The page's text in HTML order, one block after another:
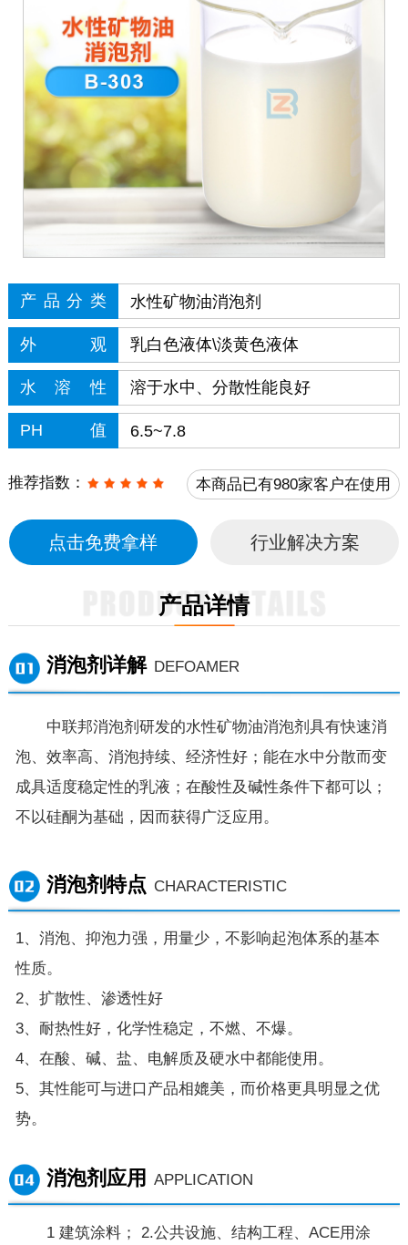
产品分类 水性矿物油消泡剂
外观 乳白色液体\淡黄色液体
水溶性 溶于水中、分散性能良好
PH值 6.5~7.8
推荐指数： 本商品已有980家客户在使用
点击免费拿样 行业解决方案
产品详情
消泡剂详解 DEFOAMER
中联邦消泡剂研发的水性矿物油消泡剂具有快速消
泡、效率高、消泡持续、经济性好；能在水中分散而变
成具适度稳定性的乳液；在酸性及碱性条件下都可以；
不以硅酮为基础，因而获得广泛应用。
消泡剂特点 CHARACTERISTIC
1、消泡、抑泡力强，用量少，不影响起泡体系的基本
性质。
2、扩散性、渗透性好
3、耐热性好，化学性稳定，不燃、不爆。
4、在酸、碱、盐、电解质及硬水中都能使用。
5、其性能可与进口产品相媲美，而价格更具明显之优
势。
消泡剂应用 APPLICATION
1 建筑涂料； 2.公共设施、结构工程、ACE用涂